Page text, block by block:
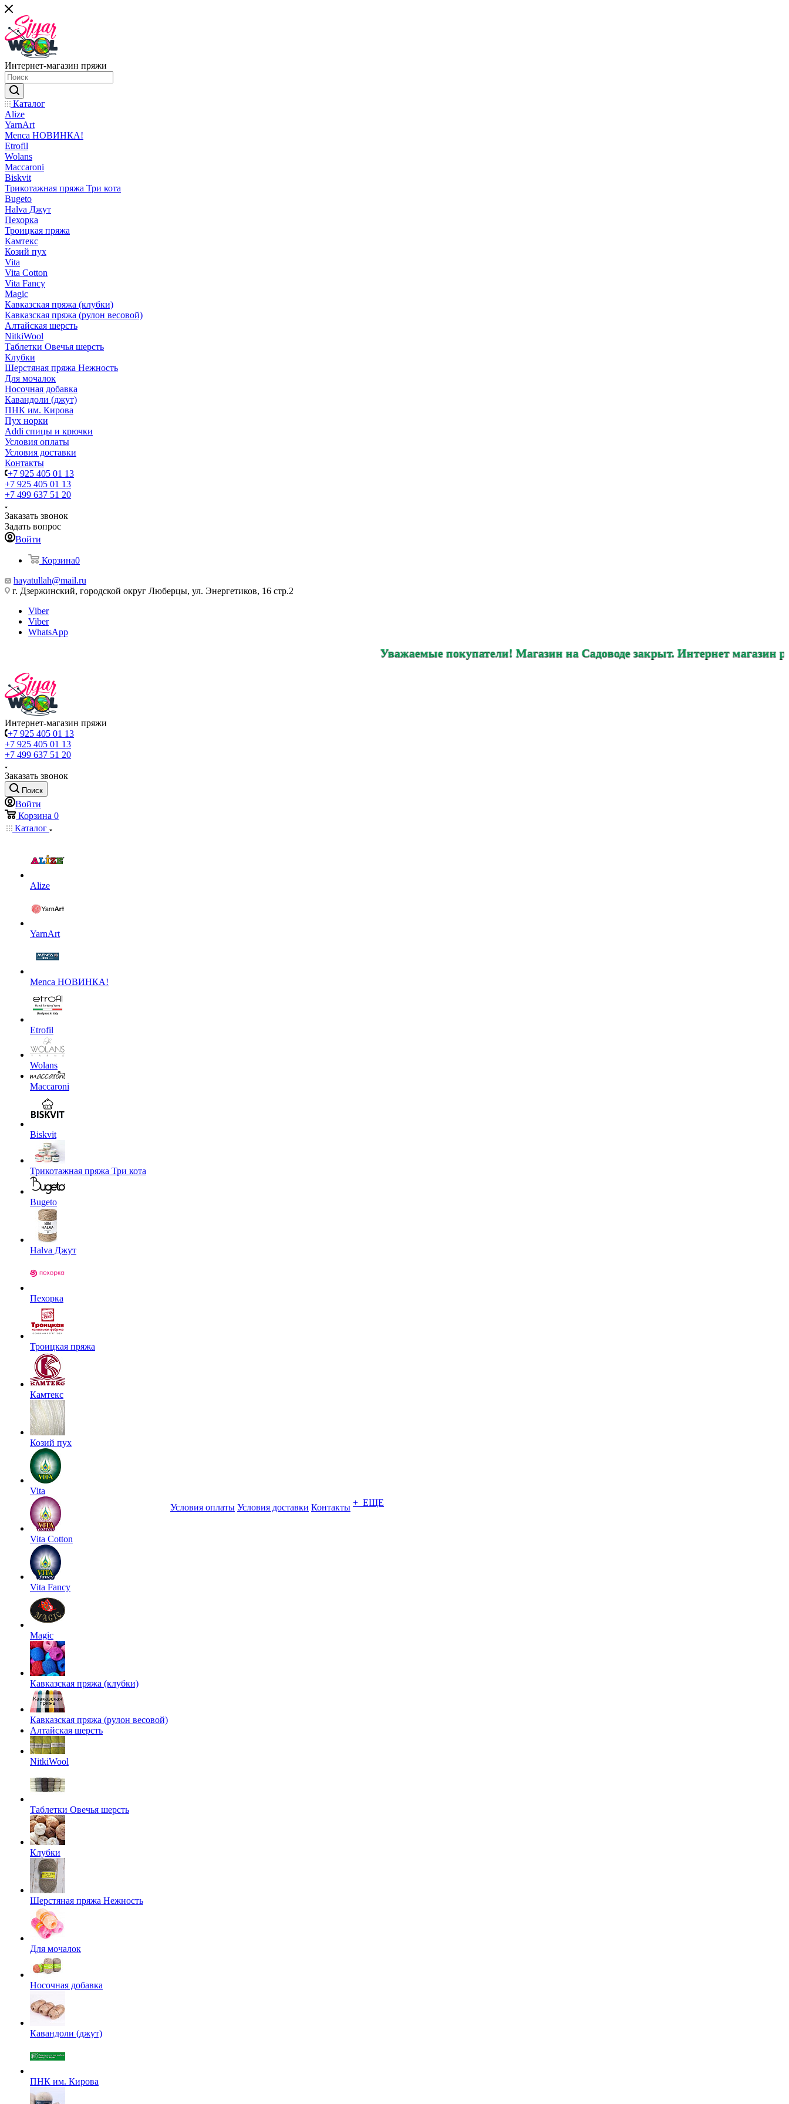
Интернет-магазин пряжи
Каталог
Alize
YarnArt
Menca НОВИНКА!
Etrofil
Wolans
Maccaroni
Biskvit
Трикотажная пряжа Три кота
Bugeto
Halva Джут
Пехорка
Троицкая пряжа
Камтекс
Козий пух
Vita
Vita Cotton
Vita Fancy
Magic
Кавказская пряжа (клубки)
Кавказская пряжа (рулон весовой)
Алтайская шерсть
NitkiWool
Таблетки Овечья шерсть
Клубки
Шерстяная пряжа Нежность
Для мочалок
Носочная добавка
Кавандоли (джут)
ПНК им. Кирова
Пух норки
Addi спицы и крючки
Условия оплаты
Условия доставки
Контакты
+7 925 405 01 13
+7 925 405 01 13
+7 499 637 51 20
Заказать звонок
Задать вопрос
Войти
Корзина0
hayatullah@mail.ru
г. Дзержинский, городской округ Люберцы, ул. Энергетиков, 16 стр.2
Viber
Viber
WhatsApp
Уважаемые покупатели! Магазин на Садоводе закрыт. Интернет магазин
Интернет-магазин пряжи
+7 925 405 01 13
+7 925 405 01 13
+7 499 637 51 20
Заказать звонок
Поиск
Войти
Корзина 0
Каталог
Alize
YarnArt
Menca НОВИНКА!
Etrofil
Wolans
Maccaroni
Biskvit
Трикотажная пряжа Три кота
Bugeto
Halva Джут
Пехорка
Троицкая пряжа
Камтекс
Козий пух
Vita
Vita Cotton
Vita Fancy
Magic
Кавказская пряжа (клубки)
Кавказская пряжа (рулон весовой)
Алтайская шерсть
NitkiWool
Таблетки Овечья шерсть
Клубки
Шерстяная пряжа Нежность
Для мочалок
Носочная добавка
Кавандоли (джут)
ПНК им. Кирова
Условия оплаты Условия доставки Контакты + ЕЩЕ